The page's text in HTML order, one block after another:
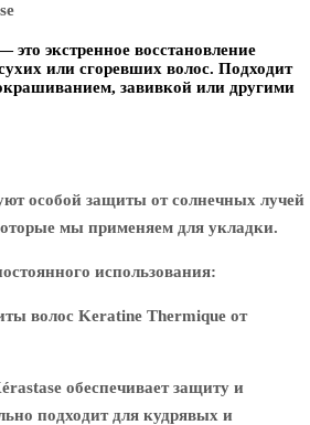
экстренное восстановление
или сгоревших волос. Подходит
завивкой или другими
особой защиты от солнечных лучей
мы применяем для укладки.
использования:
волос Keratine Thermique от
обеспечивает защиту и
подходит для кудрявых и